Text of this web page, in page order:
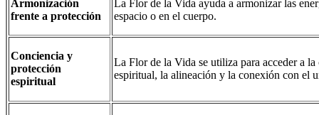
Armonización
frente a protección
La Flor de la Vida ayuda a armonizar las
espacio o en el cuerpo.
Conciencia y
protección
espiritual
La Flor de la Vida se utiliza para acceder a la
espiritual, la alineación y la conexión con el